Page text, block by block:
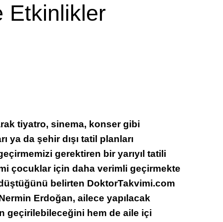
Etkinlikler
tiyatro, sinema, konser gibi
ya da şehir dışı tatil planları
gerektiren bir yarıyıl tatili
çocuklar için daha verimli geçirmekte
belirten DoktorTakvimi.com
Erdoğan, ailece yapılacak
geçirilebileceğini hem de aile içi